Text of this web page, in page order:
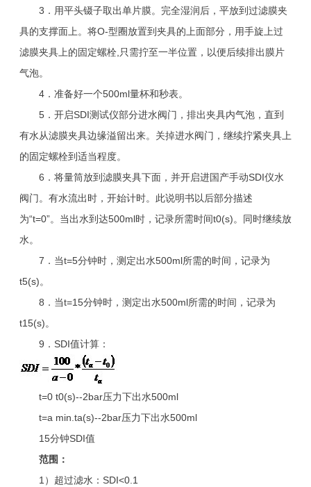
3．用平头镊子取出单片膜。完全湿润后，平放到过滤膜夹
具的支撑面上。将O-型圈放置到夹具的上面部分，用手旋上过
滤膜夹具上的固定螺栓,只需拧至一半位置，以便后续排出膜片
气泡。
4．准备好一个500ml量杯和秒表。
5．开启SDI测试仪部分进水阀门，排出夹具内气泡，直到
有水从滤膜夹具边缘溢留出来。关掉进水阀门，继续拧紧夹具上
的固定螺栓到适当程度。
6．将量筒放到滤膜夹具下面，并开启进国产手动SDI仪水
阀门。有水流出时，开始计时。此说明书以后部分描述
为“t=0”。当出水到达500ml时，记录所需时间t0(s)。同时继续放
水。
7．当t=5分钟时，测定出水500ml所需的时间，记录为
t5(s)。
8．当t=15分钟时，测定出水500ml所需的时间，记录为
t15(s)。
9．SDI值计算：
t=0 t0(s)--2bar压力下出水500ml
t=a min.ta(s)--2bar压力下出水500ml
15分钟SDI值
范围：
1）超过滤水：SDI<0.1